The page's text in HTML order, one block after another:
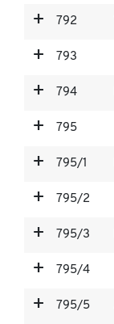
792
793
794
795
795/1
795/2
795/3
795/4
795/5